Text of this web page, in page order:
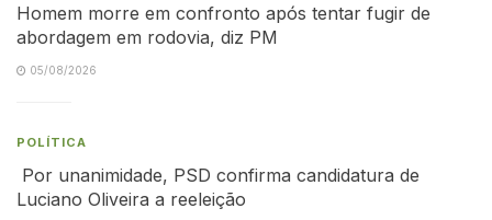
Homem morre em confronto após tentar fugir de
abordagem em rodovia, diz PM
05/08/2026
POLÍTICA
Por unanimidade, PSD confirma candidatura de
Luciano Oliveira a reeleição